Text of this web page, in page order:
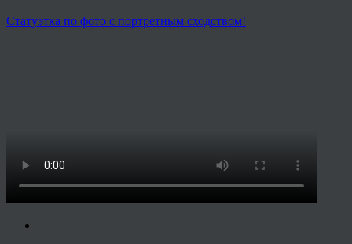
Статуэтка по фото с портретным сходством!